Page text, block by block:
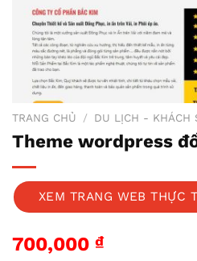
TRANG CHỦ / DU LỊCH - KHÁCH
Theme wordpress
XEM TRANG WEB THỰC
700,000 ₫